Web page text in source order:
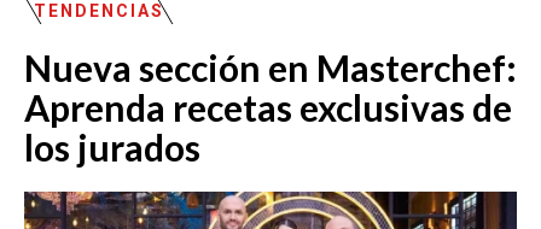
EMISIÓN 7:00 PM
TENDENCIAS
Nueva sección en Masterchef:
Aprenda recetas exclusivas de
los jurados